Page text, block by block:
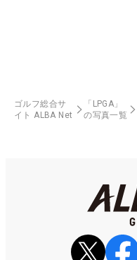
ゴルフ総合サ
イト ALBA Net
「LPGA」
の写真一覧